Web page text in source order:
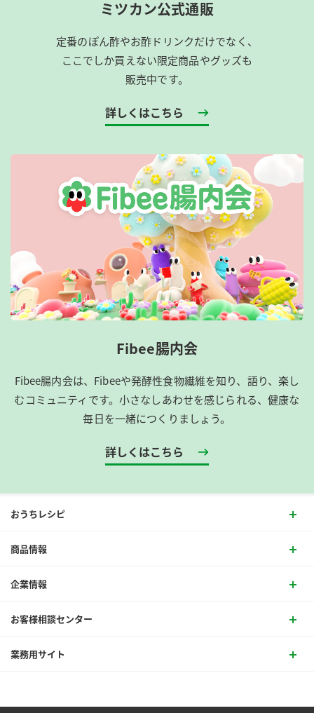
ミツカン公式通販
定番のぽん酢やお酢ドリンクだけでなく、
ここでしか買えない限定商品やグッズも
販売中です。
詳しくはこちら
Fibee腸内会
Fibee腸内会は、​Fibeeや発酵性食物繊維を知り、語り、楽し
むコミュニティです。​小さなしあわせを感じられる、健康な
毎日を一緒につくりましょう。
詳しくはこちら
おうちレシピ
商品情報
企業情報
お客様相談センター
業務用サイト